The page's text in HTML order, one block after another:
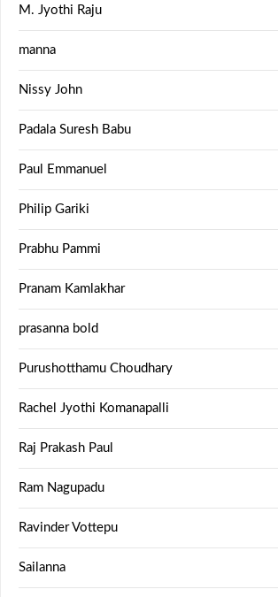
M. Jyothi Raju
manna
Nissy John
Padala Suresh Babu
Paul Emmanuel
Philip Gariki
Prabhu Pammi
Pranam Kamlakhar
prasanna bold
Purushotthamu Choudhary
Rachel Jyothi Komanapalli
Raj Prakash Paul
Ram Nagupadu
Ravinder Vottepu
Sailanna